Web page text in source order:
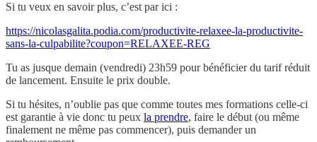
Si tu veux en savoir plus, c’est par ici :
https://nicolasgalita.podia.com/productivite-relaxee-la-productivite-
sans-la-culpabilite?coupon=RELAXEE-REG
Tu as jusque demain (vendredi) 23h59 pour bénéficier du tarif réduit
de lancement. Ensuite le prix double.
Si tu hésites, n’oublie pas que comme toutes mes formations celle-ci
est garantie à vie donc tu peux la prendre, faire le début (ou même
finalement ne même pas commencer), puis demander un